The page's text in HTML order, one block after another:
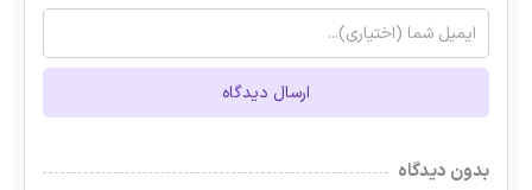
ارسال دیدگاه
بدون دیدگاه